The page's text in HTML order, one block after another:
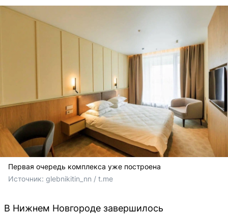
Первая очередь комплекса уже построена
Источник: glebnikitin_nn / t.me
В Нижнем Новгороде завершилось